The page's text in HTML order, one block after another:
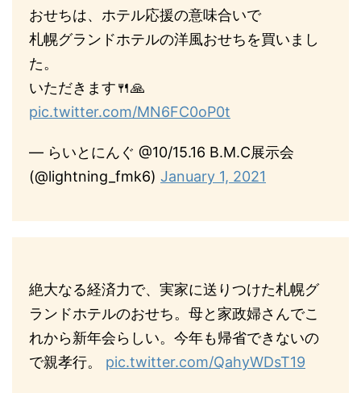
おせちは、ホテル応援の意味合いで
札幌グランドホテルの洋風おせちを買いまし
た。
いただきます🍴🙏
pic.twitter.com/MN6FC0oP0t
— らいとにんぐ @10/15.16 B.M.C展示会
(@lightning_fmk6) January 1, 2021
絶大なる経済力で、実家に送りつけた札幌グ
ランドホテルのおせち。母と家政婦さんでこ
れから新年会らしい。今年も帰省できないの
で親孝行。 pic.twitter.com/QahyWDsT19